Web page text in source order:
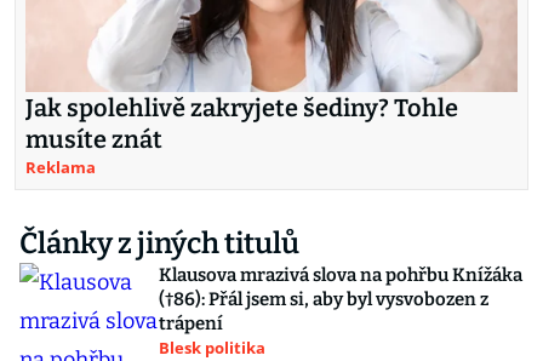
Jak spolehlivě zakryjete šediny? Tohle
musíte znát
Reklama
Články z jiných titulů
Klausova mrazivá slova na pohřbu Knížáka
(†86): Přál jsem si, aby byl vysvobozen z
trápení
Blesk politika